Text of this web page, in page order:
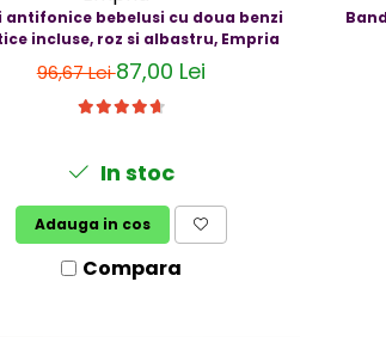
antifonice bebelusi cu doua benzi
incluse, roz si albastru, Empria
96,67 Lei87,00 Lei
In stoc
Adauga in cos
Compara